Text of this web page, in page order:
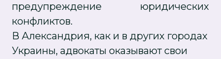
предупреждение юридических
конфликтов.
В Александрия, как и в других городах
Украины, адвокаты оказывают свои